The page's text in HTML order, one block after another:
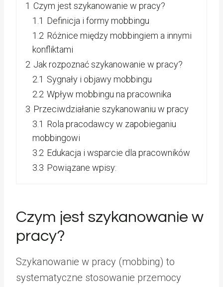
1 Czym jest szykanowanie w pracy?
1.1 Definicja i formy mobbingu
1.2 Różnice między mobbingiem a innymi
konfliktami
2 Jak rozpoznać szykanowanie w pracy?
2.1 Sygnały i objawy mobbingu
2.2 Wpływ mobbingu na pracownika
3 Przeciwdziałanie szykanowaniu w pracy
3.1 Rola pracodawcy w zapobieganiu
mobbingowi
3.2 Edukacja i wsparcie dla pracowników
3.3 Powiązane wpisy:
Czym jest szykanowanie w
pracy?
Szykanowanie w pracy (mobbing) to
systematyczne stosowanie przemocy